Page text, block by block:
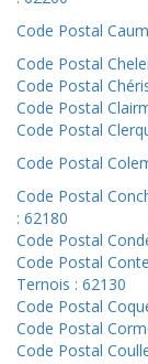
Code Postal
Code Postal
Code Postal
Code Postal
Code Postal
Code Postal
Code Postal
: 62180
Code Postal
Code Postal
Ternois : 62130
Code Postal
Code Postal
Code Postal